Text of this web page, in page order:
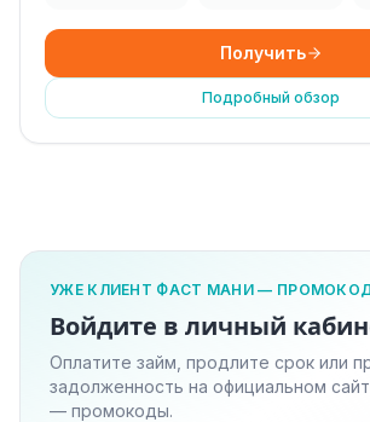
Получить
Подробный обзор
УЖЕ КЛИЕНТ ФАСТ МАНИ —
Войдите в личный
Оплатите займ, продлите срок или
задолженность на официальном
— промокоды.